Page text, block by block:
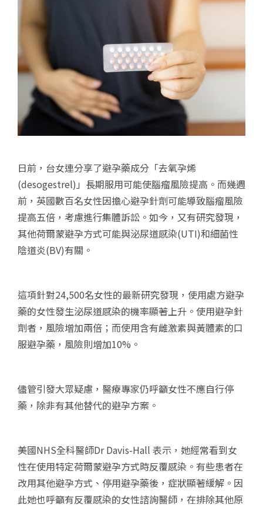
日前，台女連分享了避孕藥成分「去氧孕烯
(desogestrel)」長期服用可能使腦瘤風險提高。而幾週
前，英國數百名女性因擔心避孕針劑可能導致腦瘤風險
提高五倍，考慮進行集體訴訟。如今，又有研究發現，
其他荷爾蒙避孕方式可能與泌尿道感染(UTI)和細菌性
陰道炎(BV)有關。
這項針對24,500名女性的最新研究發現，使用處方避孕
藥的女性發生泌尿道感染的機率顯著上升。使用避孕針
劑者，風險增加兩倍；而使用含有雌激素與黃體素的口
服避孕藥，風險則增加10%。
儘管引發大眾疑慮，醫療專家仍呼籲女性不應自行停
藥，除非有其他替代的避孕方案。
美國NHS全科醫師Dr Davis-Hall 表示，她經常看到女
性在使用特定荷爾蒙避孕方式時反覆感染。有些患者在
改用其他避孕方式、停用避孕藥後，症狀顯著緩解。因
此她也呼籲有反覆感染的女性諮詢醫師，在排除其他原